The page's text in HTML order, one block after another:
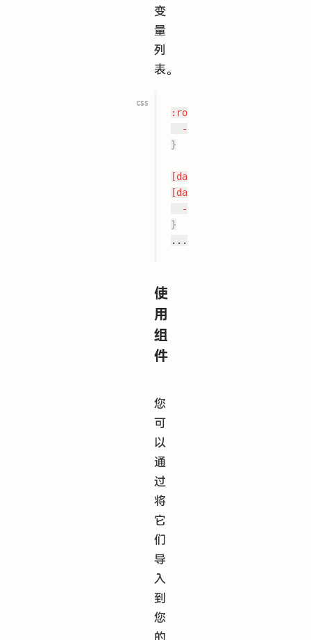
变
量
列
表。
:root
--fui-color-brand
}
[data-theme="dark"],
[data-theme="dark"] *
--fui-color-brand
}
使
用
组
件
您
可
以
通
过
将
它
们
导
入
到
您
的